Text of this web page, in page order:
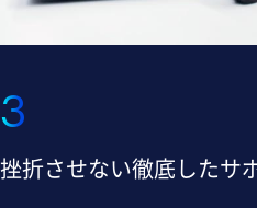
3
挫折させない徹底したサ